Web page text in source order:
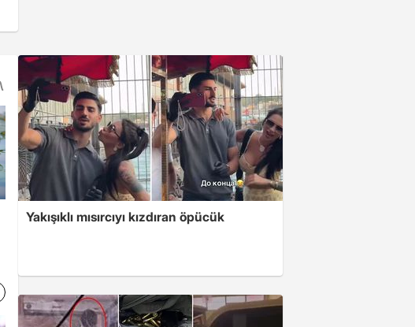
Yakışıklı mısırcıyı kızdıran öpücük